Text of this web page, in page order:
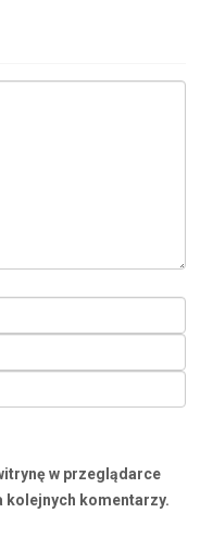
w przeglądarce
kolejnych komentarzy.